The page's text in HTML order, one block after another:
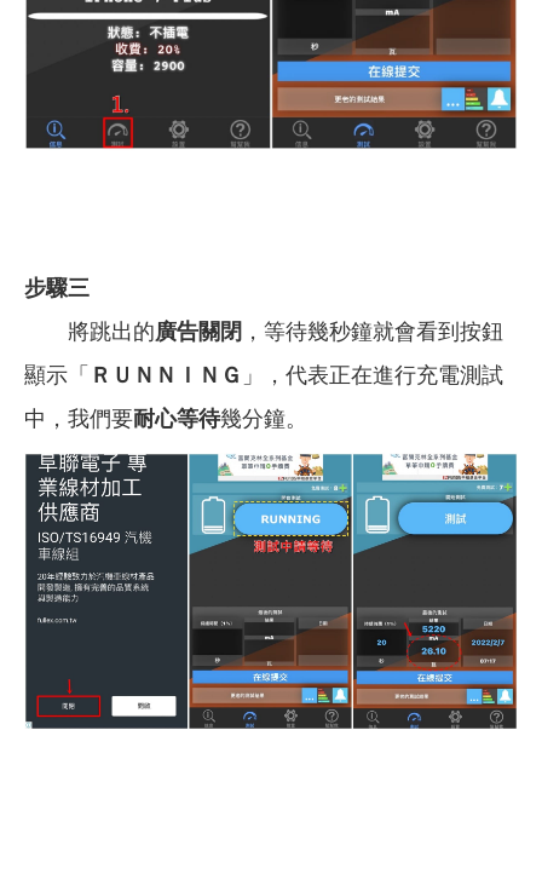
步驟三
將跳出的廣告關閉 ，等待幾秒鐘就會看到按鈕
顯示「 ＲＵＮＮＩＮＧ 」，代表正在進行充電測試
中，我們要耐心等待幾分鐘。